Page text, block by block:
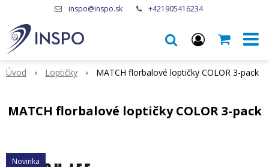
inspo@inspo.sk +421905416234
Úvod Loptičky MATCH florbalové loptičky COLOR 3-pack
MATCH florbalové loptičky COLOR 3-pack
Novinka